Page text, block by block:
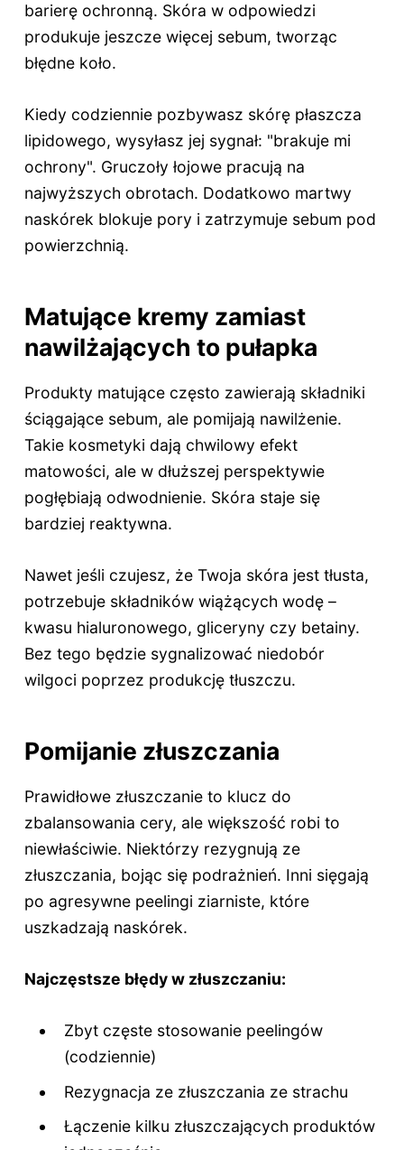
barierę ochronną. Skóra w odpowiedzi
produkuje jeszcze więcej sebum, tworząc
błędne koło.
Kiedy codziennie pozbywasz skórę płaszcza
lipidowego, wysyłasz jej sygnał: "brakuje mi
ochrony". Gruczoły łojowe pracują na
najwyższych obrotach. Dodatkowo martwy
naskórek blokuje pory i zatrzymuje sebum pod
powierzchnią.
Matujące kremy zamiast
nawilżających to pułapka
Produkty matujące często zawierają składniki
ściągające sebum, ale pomijają nawilżenie.
Takie kosmetyki dają chwilowy efekt
matowości, ale w dłuższej perspektywie
pogłębiają odwodnienie. Skóra staje się
bardziej reaktywna.
Nawet jeśli czujesz, że Twoja skóra jest tłusta,
potrzebuje składników wiążących wodę –
kwasu hialuronowego, gliceryny czy betainy.
Bez tego będzie sygnalizować niedobór
wilgoci poprzez produkcję tłuszczu.
Pomijanie złuszczania
Prawidłowe złuszczanie to klucz do
zbalansowania cery, ale większość robi to
niewłaściwie. Niektórzy rezygnują ze
złuszczania, bojąc się podrażnień. Inni sięgają
po agresywne peelingi ziarniste, które
uszkadzają naskórek.
Najczęstsze błędy w złuszczaniu:
Zbyt częste stosowanie peelingów
(codziennie)
Rezygnacja ze złuszczania ze strachu
Łączenie kilku złuszczających produktów